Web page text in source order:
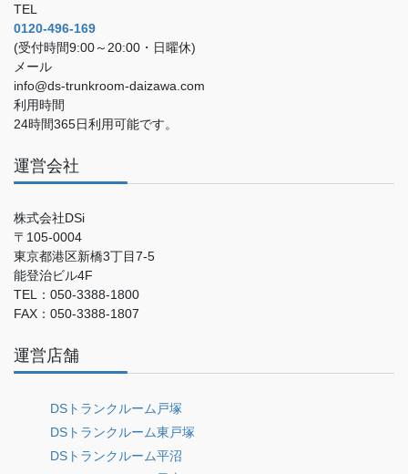
TEL
0120-496-169
(受付時間9:00～20:00・日曜休)
メール
info@ds-trunkroom-daizawa.com
利用時間
24時間365日利用可能です。
運営会社
株式会社DSi
〒105-0004
東京都港区新橋3丁目7-5
能登治ビル4F
TEL：050-3388-1800
FAX：050-3388-1807
運営店舗
DSトランクルーム戸塚
DSトランクルーム東戸塚
DSトランクルーム平沼